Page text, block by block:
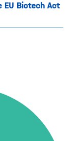
Biotech Act